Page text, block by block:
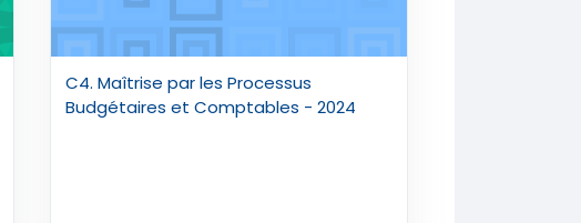
C4. Maîtrise par les Processus
Budgétaires et Comptables - 2024